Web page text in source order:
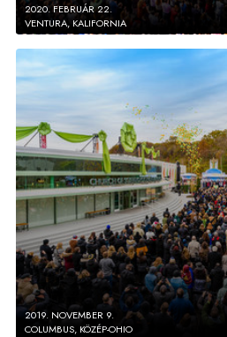
2020. FEBRUÁR 22.
VENTURA, KALIFORNIA
2019. NOVEMBER 9.
COLUMBUS, KÖZÉP-OHIO